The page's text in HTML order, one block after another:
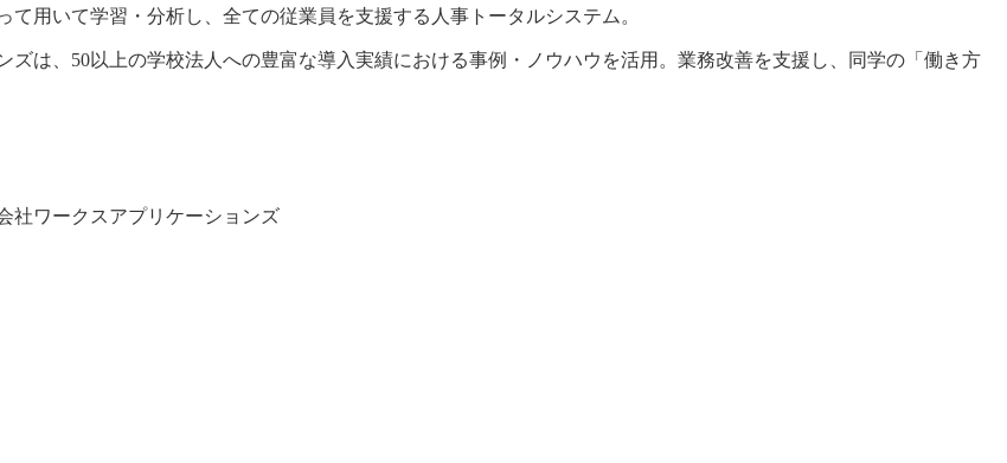
用いて学習・分析し、全ての従業員を支援する人事トータルシステム。
は、50以上の学校法人への豊富な導入実績における事例・ノウハウを活用。業務改善を支援し、同学の「働き方
社ワークスアプリケーションズ